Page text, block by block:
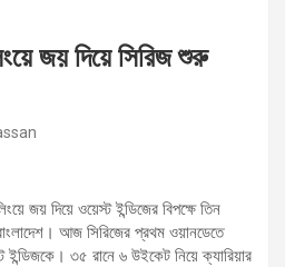
জয় দিয়ে সিরিজ শুরু
জয় দিয়ে ওয়েস্ট ইন্ডিজের বিপক্ষে তিন
আজ সিরিজের প্রথম ওয়ানডেতে
ইন্ডিজকে। ৩৫ রানে ৬ উইকেট নিয়ে ক্যারিয়ার